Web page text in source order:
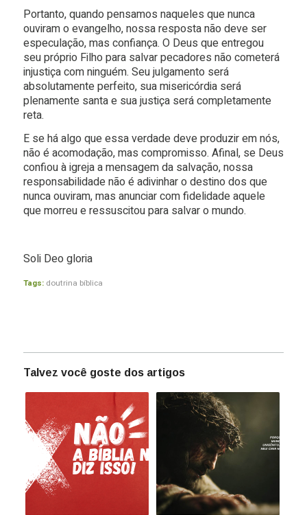
Portanto, quando pensamos naqueles que nunca
ouviram o evangelho, nossa resposta não deve ser
especulação, mas confiança. O Deus que entregou
seu próprio Filho para salvar pecadores não cometerá
injustiça com ninguém. Seu julgamento será
absolutamente perfeito, sua misericórdia será
plenamente santa e sua justiça será completamente
reta.
E se há algo que essa verdade deve produzir em nós,
não é acomodação, mas compromisso. Afinal, se Deus
confiou à igreja a mensagem da salvação, nossa
responsabilidade não é adivinhar o destino dos que
nunca ouviram, mas anunciar com fidelidade aquele
que morreu e ressuscitou para salvar o mundo.
Soli Deo gloria
Tags: doutrina bíblica
Talvez você goste dos artigos